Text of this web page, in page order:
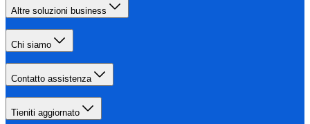
Altre soluzioni business
Chi siamo
Contatto assistenza
Tieniti aggiornato